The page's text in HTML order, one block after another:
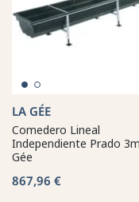
LA GÉE
Comedero Lineal
Independiente Prado
Gée
867,96 €